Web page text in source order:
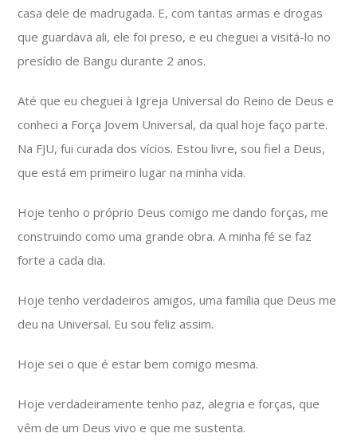
casa dele de madrugada. E, com tantas armas e drogas
que guardava ali, ele foi preso, e eu cheguei a visitá-lo no
presídio de Bangu durante 2 anos.
Até que eu cheguei à Igreja Universal do Reino de Deus e
conheci a Força Jovem Universal, da qual hoje faço parte.
Na FJU, fui curada dos vícios. Estou livre, sou fiel a Deus,
que está em primeiro lugar na minha vida.
Hoje tenho o próprio Deus comigo me dando forças, me
construindo como uma grande obra. A minha fé se faz
forte a cada dia.
Hoje tenho verdadeiros amigos, uma família que Deus me
deu na Universal. Eu sou feliz assim.
Hoje sei o que é estar bem comigo mesma.
Hoje verdadeiramente tenho paz, alegria e forças, que
vêm de um Deus vivo e que me sustenta.